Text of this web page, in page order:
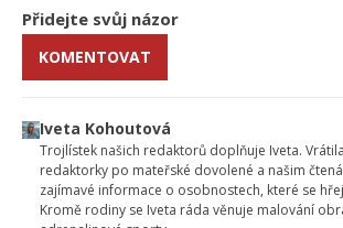
Přidejte svůj názor
KOMENTOVAT
Iveta Kohoutová
Trojlístek našich redaktorů doplňuje Iveta.
redaktorky po mateřské dovolené a našim
zajímavé informace o osobnostech, které se
Kromě rodiny se Iveta ráda věnuje malování